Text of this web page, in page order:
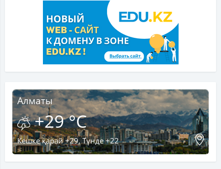
Алматы
+29 °C
Кешке қарай +29, Түнде +22